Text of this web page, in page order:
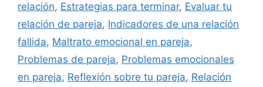
relación, Estrategias para terminar, Evaluar tu
relación de pareja, Indicadores de una relación
fallida, Maltrato emocional en pareja,
Problemas de pareja, Problemas emocionales
en pareja, Reflexión sobre tu pareja, Relación